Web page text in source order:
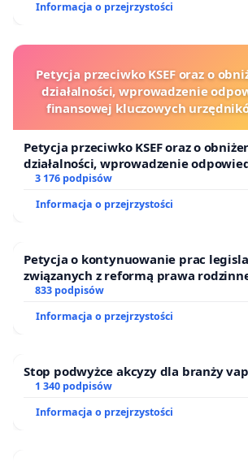
Informacja o przejrzystości
Petycja przeciwko KSEF oraz o
działalności, wprowadzenie
finansowej kluczowych
Petycja przeciwko KSEF oraz o
działalności, wprowadzenie
finansowej kluczowych urzędników i
3 176 podpisów
Informacja o przejrzystości
Petycja o kontynuowanie prac
związanych z reformą prawa
833 podpisów
Informacja o przejrzystości
Stop podwyżce akcyzy dla branży
1 340 podpisów
Informacja o przejrzystości